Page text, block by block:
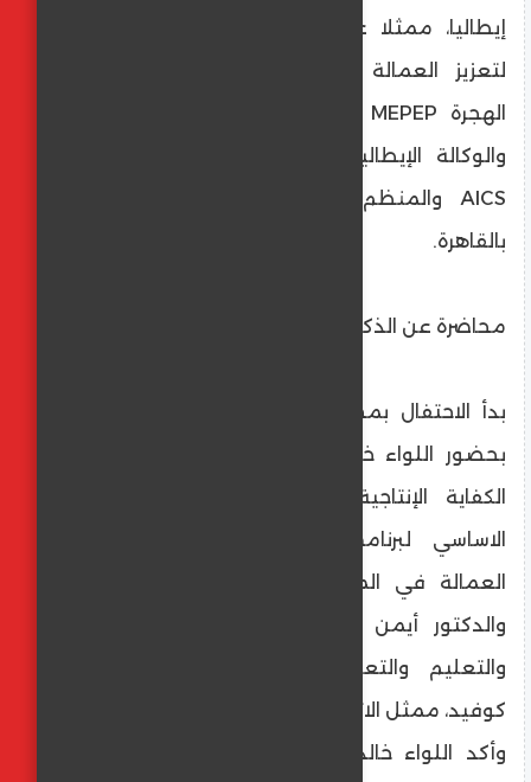
إيطاليا، ممثلا عنها برنامج التعليم المتعدد
لتعزيز العمالة في المناطق المتضررة من
والوكالة الإيطالية للتعاون من أجل التنمية
AICS والمنظم من معهد الدون بوسكو
بالقاهرة.
محاضرة عن الذكاء الاصطناعي
بدأ الاحتفال بمحاضرة عن الذكاء الاصطناعي،
بحضور اللواء خالد أبو مندور، رئيس مصلحة
الكفاية الإنتاجية والتدريب المهني والشريك
الاساسي لبرنامج التعليم المتعدد لتعزيز
العمالة في المناطق المتضررة من الهجرة،
والدكتور أيمن بهاء الدين نائب وزير التربية
والتعليم والتعليم الفني، والمستشارة آن
كوفيد، ممثل الاتحاد الأوروبي.
وأكد اللواء خالد أبو مندور أن هذه الشراكة